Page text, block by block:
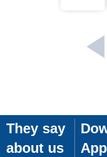
They say
about us
App